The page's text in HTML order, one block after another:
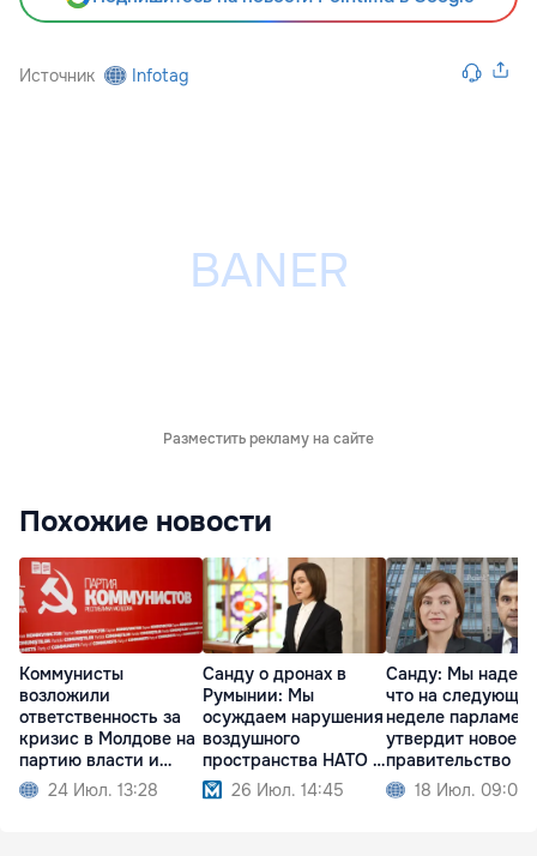
Источник Infotag
Разместить рекламу на сайте
Похожие новости
Коммунисты
возложили
ответственность за
кризис в Молдове на
партию власти и
Санду24 Июл. 13:28
Санду о дронах в
Румынии: Мы
осуждаем нарушения
воздушного
пространства НАТО и
ЕС 26 Июл. 14:45
Санду: Мы
что на
неделе парламент
утвердит новое
правительство
18 Июл. 09:02